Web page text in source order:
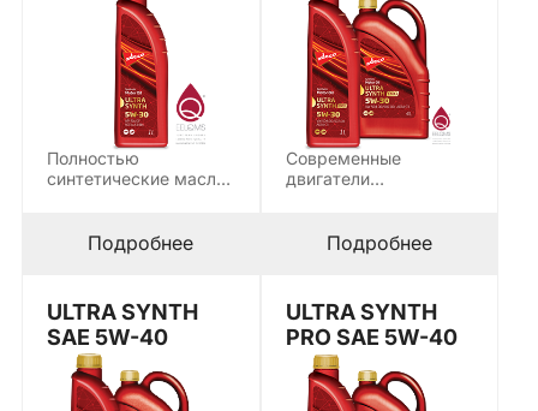
Полностью
синтетические масла
большинства
современных…
Подробнее
Современные
двигатели
системами DPF и
Подробнее
ULTRA SYNTH
SAE 5W-40
ULTRA SYNTH
PRO SAE 5W-40